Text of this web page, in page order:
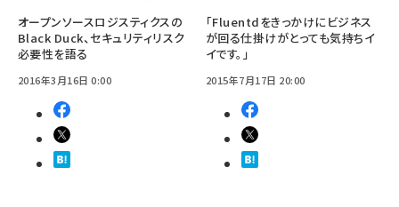
オープンソースロジスティクスの
Black Duck、セキュリティリスク
必要性を語る
2016年3月16日 0:00
「Fluentdをきっかけにビジネス
が回る仕掛けがとっても気持ちイ
イです。」
2015年7月17日 20:00